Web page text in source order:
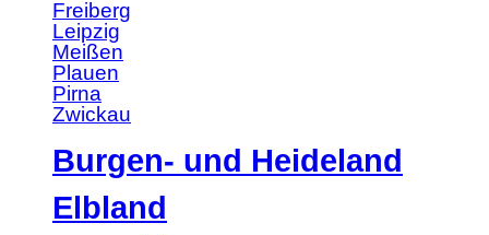
Freiberg
Leipzig
Meißen
Plauen
Pirna
Zwickau
Burgen- und Heideland
Elbland